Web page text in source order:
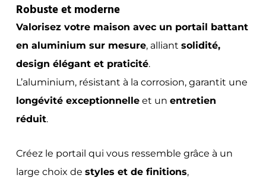
Robuste et moderne
Valorisez votre maison avec un portail battant
en aluminium sur mesure, alliant solidité,
design élégant et praticité.
L’aluminium, résistant à la corrosion, garantit une
longévité exceptionnelleet un entretien
réduit.
Créez le portail qui vous ressemble grâce à un
large choix de styles et de finitions,